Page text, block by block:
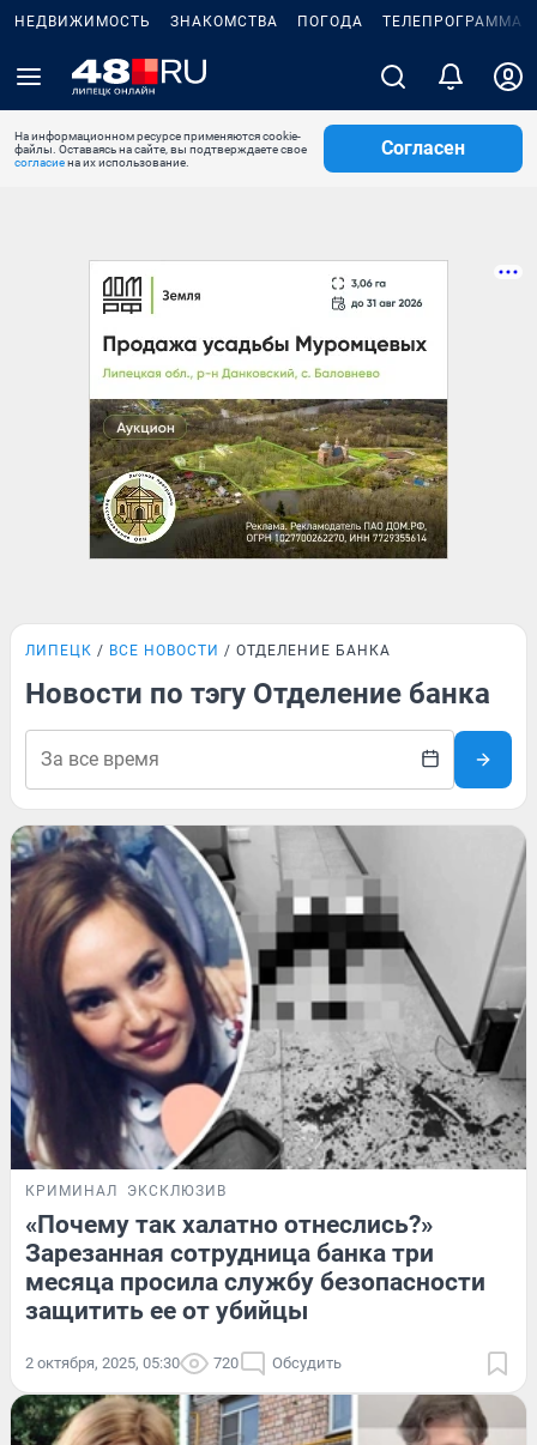
НЕДВИЖИМОСТЬ ЗНАКОМСТВА ПОГОДА ТЕЛЕПРОГРАММА
На информационном ресурсе применяются cookie-
файлы. Оставаясь на сайте, вы подтверждаете свое
согласиена их использование.
Согласен
ЛИПЕЦК ВСЕ НОВОСТИ ОТДЕЛЕНИЕ БАНКА
Новости по тэгу Отделение банка
КРИМИНАЛ ЭКСКЛЮЗИВ
«Почему так халатно отнеслись?»
Зарезанная сотрудница банка три
месяца просила службу безопасности
защитить ее от убийцы
2 октября, 2025, 05:30 720 Обсудить